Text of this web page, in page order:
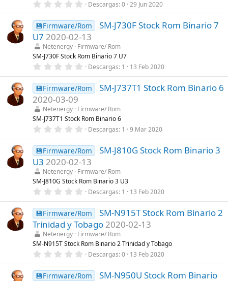
s
)
0
0
0
e
s
t
r
e
l
a
(
s
Descargas 0 29 Jun 2020
💾Firmware/Rom
SM-J730F Stock Rom Binario 7
U7 2020-02-13
Netenergy Firmware/ Rom
SM-J730F Stock Rom Binario 7 U7
0
0
0
e
t
r
e
l
a
(
s
)
Descargas 1 13 Feb 2020
💾Firmware/Rom
SM-J737T1 Stock Rom Binario 6
2020-03-09
Netenergy Firmware/ Rom
SM-J737T1 Stock Rom Binario 6
0
0
0
e
s
t
r
e
l
a
(
s
)
Descargas 1 9 Mar 2020
💾Firmware/Rom
SM-J810G Stock Rom Binario 3
U3 2020-02-13
Netenergy Firmware/ Rom
SM-J810G Stock Rom Binario 3 U3
0
0
0
e
s
t
r
e
l
a
(
Descargas 1 13 Feb 2020
💾Firmware/Rom
SM-N915T Stock Rom Binario 2
Trinidad y Tobago 2020-02-13
Netenergy Firmware/ Rom
SM-N915T Stock Rom Binario 2 Trinidad y Tobago
0
0
0
Descargas 0 13 Feb 2020
💾Firmware/Rom
SM-N950U Stock Rom Binario